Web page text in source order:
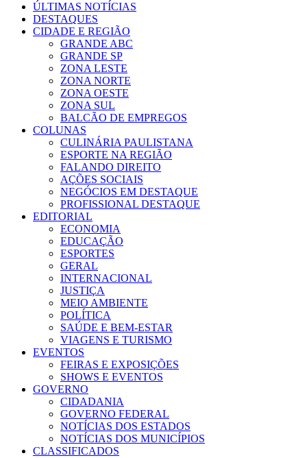
ÚLTIMAS NOTÍCIAS
DESTAQUES
CIDADE E REGIÃO
GRANDE ABC
GRANDE SP
ZONA LESTE
ZONA NORTE
ZONA OESTE
ZONA SUL
BALCÃO DE EMPREGOS
COLUNAS
CULINÁRIA PAULISTANA
ESPORTE NA REGIÃO
FALANDO DIREITO
AÇÕES SOCIAIS
NEGÓCIOS EM DESTAQUE
PROFISSIONAL DESTAQUE
EDITORIAL
ECONOMIA
EDUCAÇÃO
ESPORTES
GERAL
INTERNACIONAL
JUSTIÇA
MEIO AMBIENTE
POLÍTICA
SAÚDE E BEM-ESTAR
VIAGENS E TURISMO
EVENTOS
FEIRAS E EXPOSIÇÕES
SHOWS E EVENTOS
GOVERNO
CIDADANIA
GOVERNO FEDERAL
NOTÍCIAS DOS ESTADOS
NOTÍCIAS DOS MUNICÍPIOS
CLASSIFICADOS